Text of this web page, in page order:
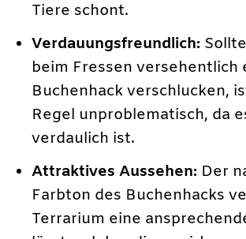
Tiere schont.
Verdauungsfreundlich:
beim Fressen versehentlich
Buchenhack verschlucken,
Regel unproblematisch, da
verdaulich ist.
Attraktives Aussehen: Der
Farbton des Buchenhacks
Terrarium eine